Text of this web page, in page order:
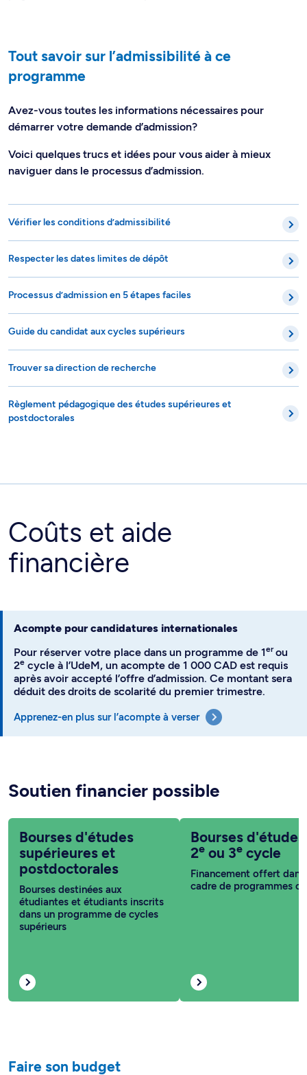
Tout savoir sur l’admissibilité à ce
programme
Avez-vous toutes les informations nécessaires pour
démarrer votre demande d’admission?
Voici quelques trucs et idées pour vous aider à mieux
naviguer dans le processus d’admission.
Vérifier les conditions d’admissibilité
Respecter les dates limites de dépôt
Processus d’admission en 5 étapes faciles
Guide du candidat aux cycles supérieurs
Trouver sa direction de recherche
Règlement pédagogique des études supérieures et
postdoctorales
Coûts et aide
financière
Acompte pour candidatures internationales
Pour réserver votre place dans un programme de 1erou
2e cycle à l’UdeM, un acompte de 1 000 CAD est requis
après avoir accepté l’offre d’admission. Ce montant sera
déduit des droits de scolarité du premier trimestre.
Apprenez-en plus sur l’acompte à verser
Soutien financier possible
Bourses d'études
supérieures et
postdoctorales
Bourses destinées aux
étudiantes et étudiants inscrits
dans un programme de cycles
supérieurs
Bourses
2e ou 3e cycle
Financement offert dans
cadre de programmes
Faire son budget